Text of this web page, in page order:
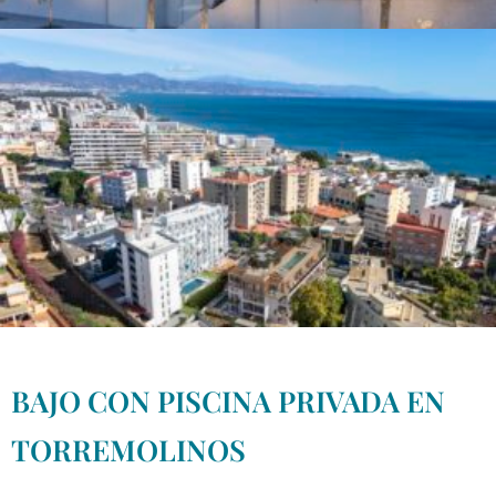
BAJO CON PISCINA PRIVADA EN
TORREMOLINOS